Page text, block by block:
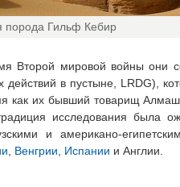
порода Гильф Кебир
Второй мировой войны они
действий в пустыне, LRDG),
как их бывший товарищ
исследования была
и американо-
Венгрии Испании и Англии.